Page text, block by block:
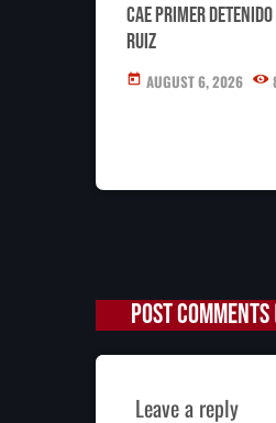
Cae primer
Ruiz
today AUGUST 6, 2026
POST
Leave a reply